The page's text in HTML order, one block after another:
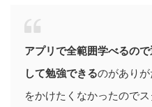
アプリで全範囲学べるの
して勉強できるのがあり
をかけたくなかったので